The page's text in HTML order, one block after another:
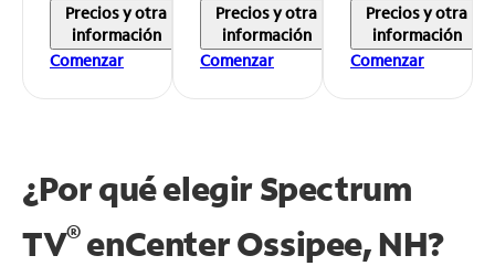
Precios y otra
información
Comenzar
Precios y otra
información
Comenzar
Precios y otra
información
Comenzar
¿Por qué elegir Spectrum
TV®enCenter Ossipee, NH?